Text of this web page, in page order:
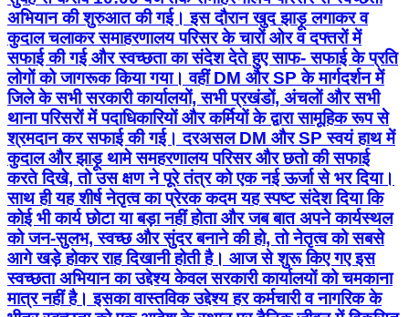
अभियान की शुरुआत की गई। इस दौरान खुद झाड़ू लगाकर व
कुदाल चलाकर समाहरणालय परिसर के चारों ओर व दफ्तरों में
सफाई की गई और स्वच्छता का संदेश देते हुए साफ- सफाई के प्रति
लोगों को जागरूक किया गया। वहीं DM और SP के मार्गदर्शन में
जिले के सभी सरकारी कार्यालयों, सभी प्रखंडों, अंचलों और सभी
थाना परिसरों में पदाधिकारियों और कर्मियों के द्वारा सामूहिक रूप से
श्रमदान कर सफाई की गई। दरअसल DM और SP स्वयं हाथ में
कुदाल और झाड़ू थामे समहरणालय परिसर और छतो की सफाई
करते दिखे, तो उस क्षण ने पूरे तंत्र को एक नई ऊर्जा से भर दिया।
साथ ही यह शीर्ष नेतृत्व का प्रेरक कदम यह स्पष्ट संदेश दिया कि
कोई भी कार्य छोटा या बड़ा नहीं होता और जब बात अपने कार्यस्थल
को जन-सुलभ, स्वच्छ और सुंदर बनाने की हो, तो नेतृत्व को सबसे
आगे खड़े होकर राह दिखानी होती है। आज से शुरू किए गए इस
स्वच्छता अभियान का उद्देश्य केवल सरकारी कार्यालयों को चमकाना
मात्र नहीं है। इसका वास्तविक उद्देश्य हर कर्मचारी व नागरिक के